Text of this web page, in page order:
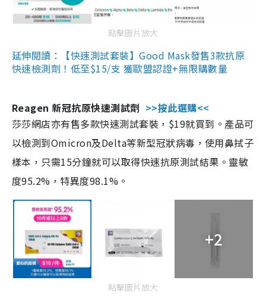
點擊圖片放大
延伸閱讀：【快速測試套裝】Good Mask發售3款抗原
快速檢測劑！低至$15/支 獲歐盟認證+無限購數量
Reagen 新冠抗原快速測試劑 >>按此選購<<
莎莎網店亦有售多款快速測試套裝，$19就買到。產品可
以檢測到Omicron及Delta等新型冠狀病毒，使用鼻拭子
樣本，只需15分鐘就可以取得快速抗原測試結果。靈敏
度95.2%，特異度98.1%。
+2
點擊圖片放大